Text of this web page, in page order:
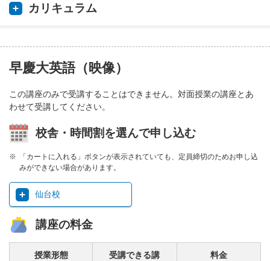
カリキュラム
早慶大英語（映像）
この講座のみで受講することはできません。対面授業の講座とあ
わせて受講してください。
校舎・時間割を選んで申し込む
「カートに入れる」ボタンが表示されていても、定員締切のためお申し込
みができない場合があります。
仙台校
講座の料金
授業形態 受講できる講 料金